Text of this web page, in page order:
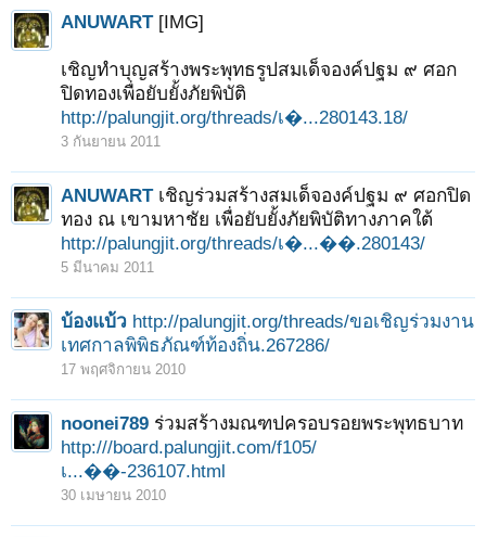
ANUWART [IMG]
เชิญทำบุญสร้างพระพุทธรูปสมเด็จองค์ปฐม ๙ ศอก
ปิดทองเพื่อยับยั้งภัยพิบัติ
http://palungjit.org/threads/เ�...280143.18/
3 กันยายน 2011
ANUWART เชิญร่วมสร้างสมเด็จองค์ปฐม ๙ ศอกปิด
ทอง ณ เขามหาชัย เพื่อยับยั้งภัยพิบัติทางภาคใต้
http://palungjit.org/threads/เ�...��.280143/
5 มีนาคม 2011
บ้องแบ้ว http://palungjit.org/threads/ขอเชิญร่วมงาน
เทศกาลพิพิธภัณฑ์ท้องถิ่น.267286/
17 พฤศจิกายน 2010
noonei789 ร่วมสร้างมณฑปครอบรอยพระพุทธบาท
http:///board.palungjit.com/f105/
เ...��-236107.html
30 เมษายน 2010